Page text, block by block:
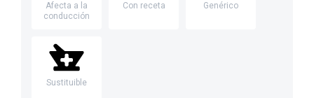
Afecta a la
conducción
Con receta Genérico
Sustituible